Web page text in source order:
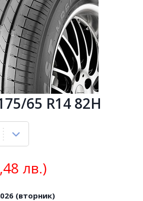
65 R14 82H
лв.)
(вторник)